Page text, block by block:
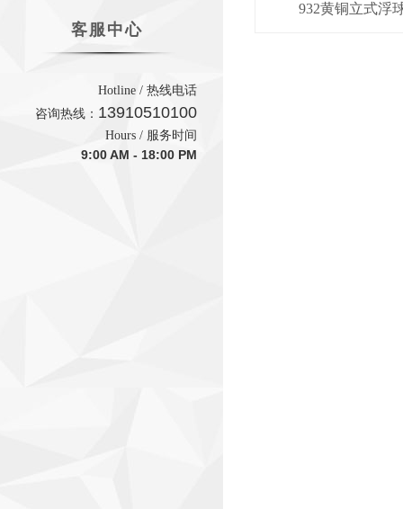
932黄铜立式浮
客服中心
Hotline / 热线电话
咨询热线： 13910510100
Hours / 服务时间
9:00 AM - 18:00 PM